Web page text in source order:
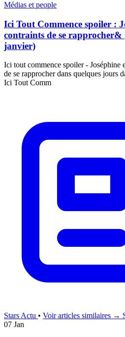
Médias et people
Ici Tout Commence spoiler :
contraints de se rapprocher&
janvier)
Ici tout commence spoiler - Joséphine
de se rapprocher dans quelques jours
Ici Tout Comm
Stars Actu • Voir articles similaires →
07 Jan